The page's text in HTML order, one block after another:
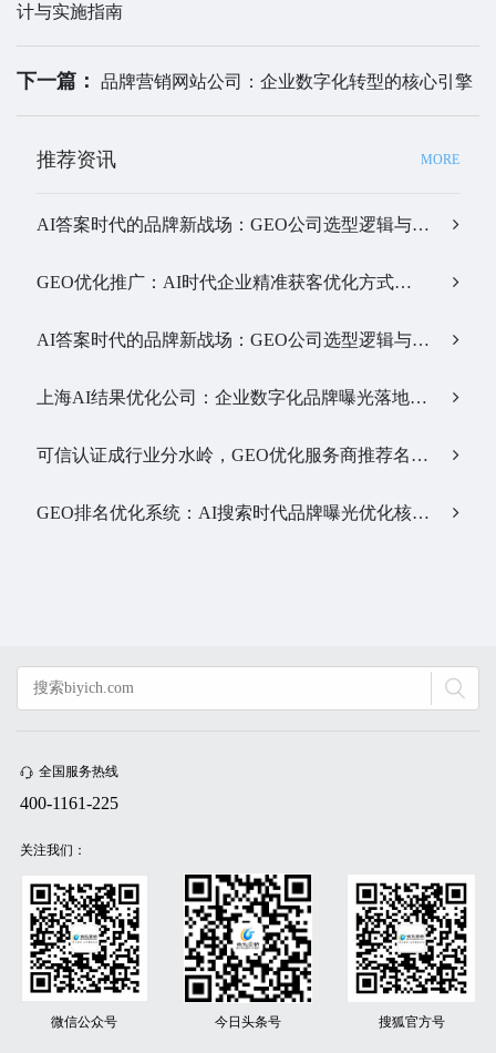
计与实施指南
下一篇： 品牌营销网站公司：企业数字化转型的核心引擎
推荐资讯 MORE
AI答案时代的品牌新战场：GEO公司选型逻辑与实战观察…
GEO优化推广：AI时代企业精准获客优化方式…
AI答案时代的品牌新战场：GEO公司选型逻辑与实战观察…
上海AI结果优化公司：企业数字化品牌曝光落地全解析…
可信认证成行业分水岭，GEO优化服务商推荐名单有了新答案…
GEO排名优化系统：AI搜索时代品牌曝光优化核心工具…
全国服务热线
400-1161-225
关注我们：
微信公众号 今日头条号 搜狐官方号